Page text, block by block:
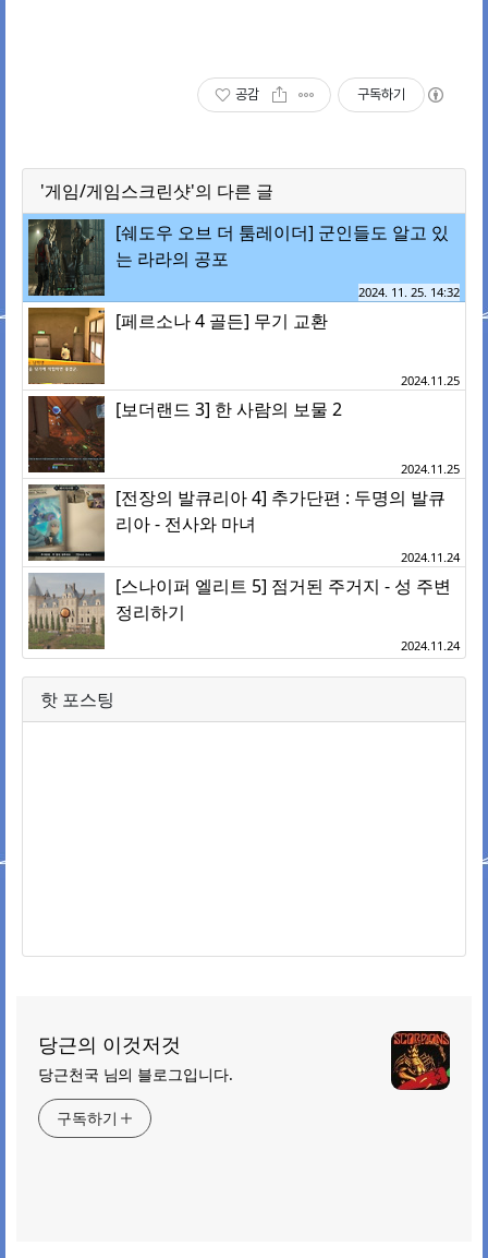
공감 구독하기
'게임/게임스크린샷'의 다른 글
[쉐도우 오브 더 툼레이더] 군인들도 알고 있
는 라라의 공포
2024. 11. 25. 14:32
[페르소나 4 골든] 무기 교환
2024.11.25
[보더랜드 3] 한 사람의 보물 2
2024.11.25
[전장의 발큐리아 4] 추가단편 : 두명의 발큐
리아 - 전사와 마녀
2024.11.24
[스나이퍼 엘리트 5] 점거된 주거지 - 성 주변
정리하기
2024.11.24
핫 포스팅
당근의 이것저것
당근천국 님의 블로그입니다.
구독하기